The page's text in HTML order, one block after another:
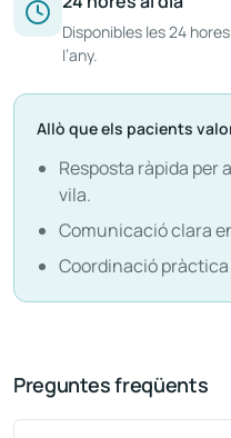
Disponibles les 24
l’any.
Allò que els pacients
Resposta ràpida per
vila.
Comunicació clara
Coordinació
Preguntes freqüents